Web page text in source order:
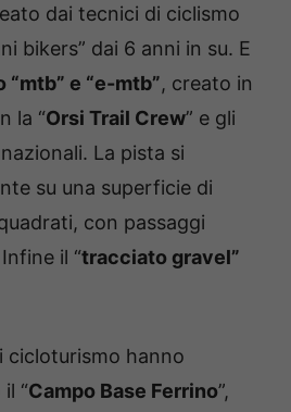
dai tecnici di ciclismo
bikers” dai 6 anni in su. E
e “e-mtb”, creato in
la “Orsi Trail Crew” e gli
La pista si
su una superficie di
con passaggi
il “tracciato gravel”
cicloturismo hanno
“Campo Base Ferrino”,